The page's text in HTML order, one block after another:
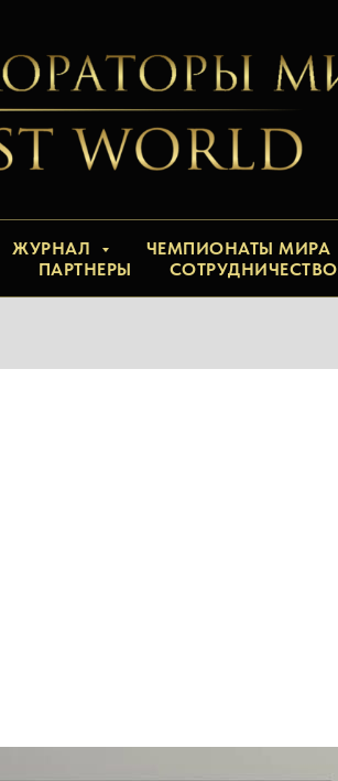
ЖУРНАЛ ЧЕМПИОНАТЫ МИРА
ПАРТНЕРЫ СОТРУДНИЧЕСТВО